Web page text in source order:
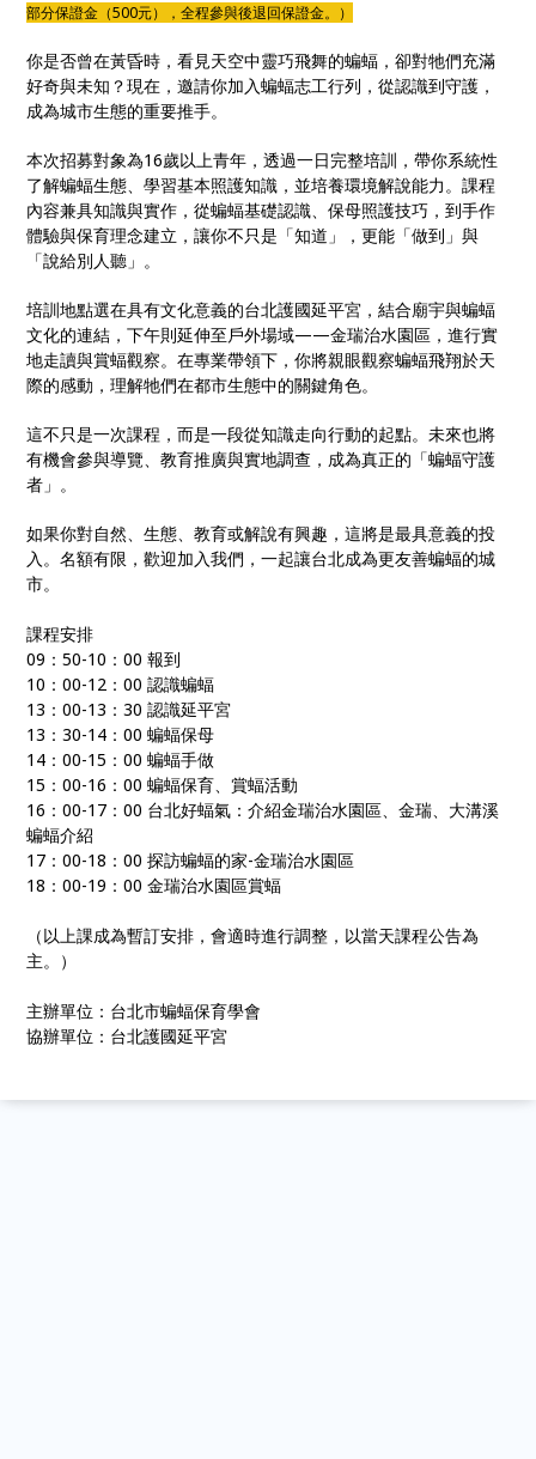
部分保證金（500元），全程參與後退回保證金。）
你是否曾在黃昏時，看見天空中靈巧飛舞的蝙蝠，卻對牠們充滿
好奇與未知？現在，邀請你加入蝙蝠志工行列，從認識到守護，
成為城市生態的重要推手。
本次招募對象為16歲以上青年，透過一日完整培訓，帶你系統性
了解蝙蝠生態、學習基本照護知識，並培養環境解說能力。課程
內容兼具知識與實作，從蝙蝠基礎認識、保母照護技巧，到手作
體驗與保育理念建立，讓你不只是「知道」，更能「做到」與
「說給別人聽」。
培訓地點選在具有文化意義的台北護國延平宮，結合廟宇與蝙蝠
文化的連結，下午則延伸至戶外場域——金瑞治水園區，進行實
地走讀與賞蝠觀察。在專業帶領下，你將親眼觀察蝙蝠飛翔於天
際的感動，理解牠們在都市生態中的關鍵角色。
這不只是一次課程，而是一段從知識走向行動的起點。未來也將
有機會參與導覽、教育推廣與實地調查，成為真正的「蝙蝠守護
者」。
如果你對自然、生態、教育或解說有興趣，這將是最具意義的投
入。名額有限，歡迎加入我們，一起讓台北成為更友善蝙蝠的城
市。
課程安排
09：50-10：00 報到
10：00-12：00 認識蝙蝠
13：00-13：30 認識延平宮
13：30-14：00 蝙蝠保母
14：00-15：00 蝙蝠手做
15：00-16：00 蝙蝠保育、賞蝠活動
16：00-17：00 台北好蝠氣：介紹金瑞治水園區、金瑞、大溝溪
蝙蝠介紹
17：00-18：00 探訪蝙蝠的家-金瑞治水園區
18：00-19：00 金瑞治水園區賞蝠
（以上課成為暫訂安排，會適時進行調整，以當天課程公告為
主。）
主辦單位：台北市蝙蝠保育學會
協辦單位：台北護國延平宮